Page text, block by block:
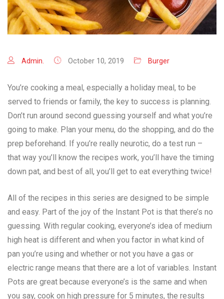
Admin. October 10, 2019 Burger
You’re cooking a meal, especially a holiday meal, to be
served to friends or family, the key to success is planning.
Don’t run around second guessing yourself and what you’re
going to make. Plan your menu, do the shopping, and do the
prep beforehand. If you’re really neurotic, do a test run –
that way you’ll know the recipes work, you’ll have the timing
down pat, and best of all, you’ll get to eat everything twice!
All of the recipes in this series are designed to be simple
and easy. Part of the joy of the Instant Pot is that there’s no
guessing. With regular cooking, everyone’s idea of medium
high heat is different and when you factor in what kind of
pan you’re using and whether or not you have a gas or
electric range means that there are a lot of variables. Instant
Pots are great because everyone’s is the same and when
you say, cook on high pressure for 5 minutes, the results